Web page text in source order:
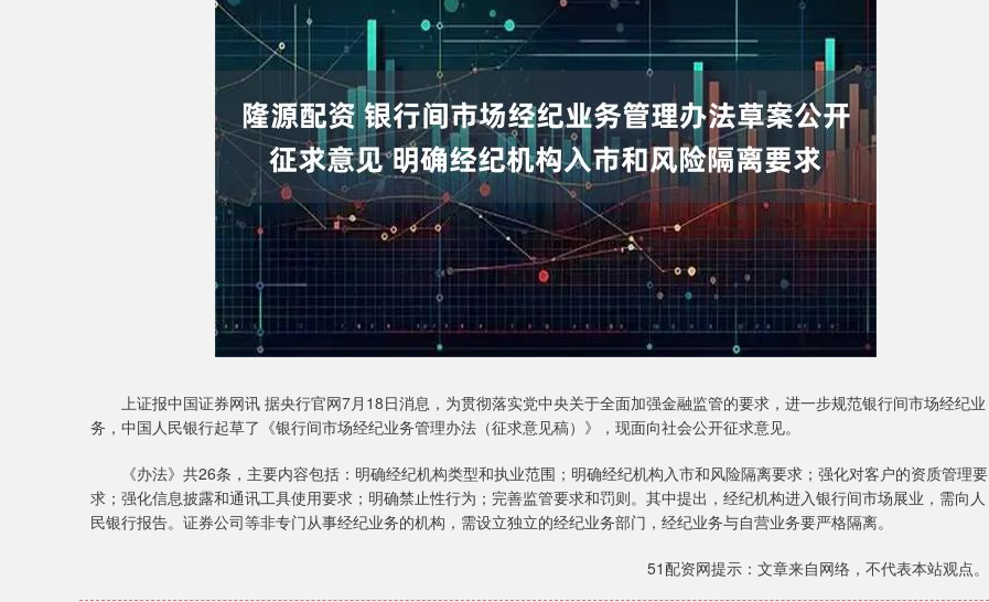
上证报中国证券网讯 据央行官网7月18日消息，为贯彻落实党中央关于全面加强金融监管的要求，进一步规范银行间市场经纪业
务，中国人民银行起草了《银行间市场经纪业务管理办法（征求意见稿）》，现面向社会公开征求意见。
《办法》共26条，主要内容包括：明确经纪机构类型和执业范围；明确经纪机构入市和风险隔离要求；强化对客户的资质管理要
求；强化信息披露和通讯工具使用要求；明确禁止性行为；完善监管要求和罚则。其中提出，经纪机构进入银行间市场展业，需向人
民银行报告。证券公司等非专门从事经纪业务的机构，需设立独立的经纪业务部门，经纪业务与自营业务要严格隔离。
51配资网提示：文章来自网络，不代表本站观点。